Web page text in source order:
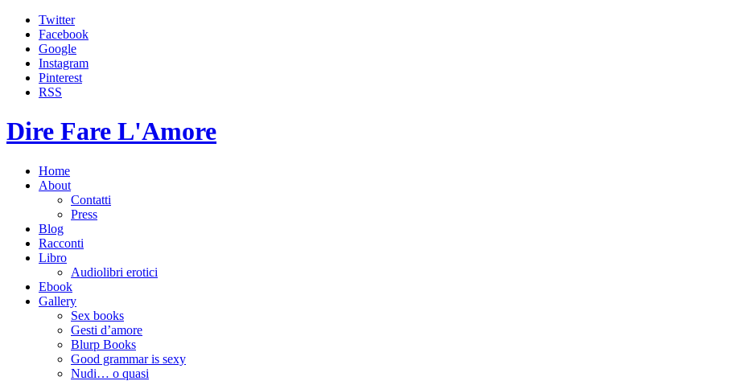
Twitter
Facebook
Google
Instagram
Pinterest
RSS
Dire Fare L'Amore
Home
About
Contatti
Press
Blog
Racconti
Libro
Audiolibri erotici
Ebook
Gallery
Sex books
Gesti d’amore
Blurp Books
Good grammar is sexy
Nudi… o quasi